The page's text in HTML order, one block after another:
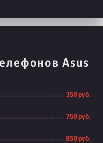
Asus
350 руб.
750 руб.
850 руб.